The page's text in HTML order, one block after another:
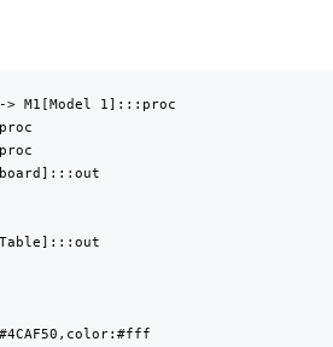
> M1[Model 1]:::proc